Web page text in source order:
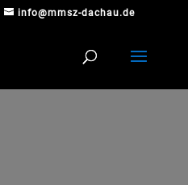
info@mmsz-dachau.de